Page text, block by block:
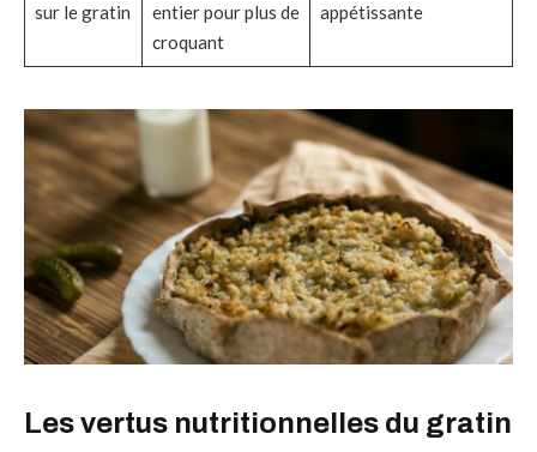
sur le gratin
entier pour plus de
croquant
appétissante
Les vertus nutritionnelles du gratin